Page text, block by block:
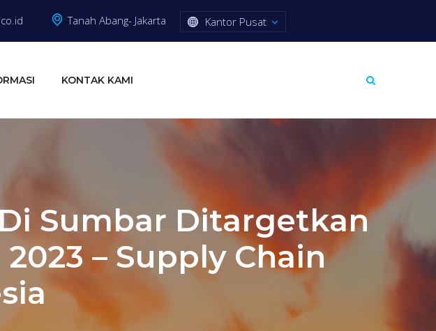
Tanah Abang- Jakarta Kantor Pusat
KONTAK KAMI
Sumbar Ditargetkan
– Supply Chain